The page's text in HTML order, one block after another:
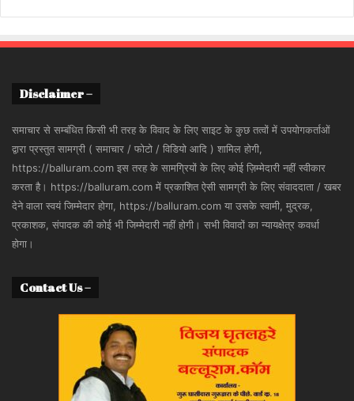
Disclaimer –
समाचार से सम्बंधित किसी भी तरह के विवाद के लिए साइट के कुछ तत्वों में उपयोगकर्ताओं
द्वारा प्रस्तुत सामग्री ( समाचार / फोटो / विडियो आदि ) शामिल होगी,
https://balluram.com इस तरह के सामग्रियों के लिए कोई ज़िम्मेदारी नहीं स्वीकार
करता है। https://balluram.com में प्रकाशित ऐसी सामग्री के लिए संवाददाता / खबर
देने वाला स्वयं जिम्मेदार होगा, https://balluram.com या उसके स्वामी, मुद्रक,
प्रकाशक, संपादक की कोई भी जिम्मेदारी नहीं होगी। सभी विवादों का न्यायक्षेत्र कवर्धा
होगा।
Contact Us –